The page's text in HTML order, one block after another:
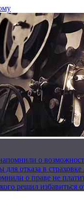
о
отказа в
о праве не
решил избавиться